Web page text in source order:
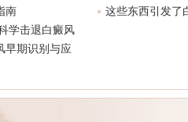
南
学击退白癜风
早期识别与应
这些东西引发了